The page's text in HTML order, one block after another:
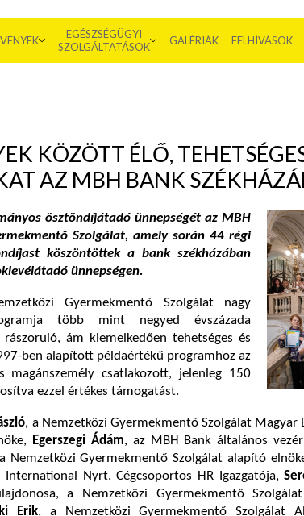
EGÉSZSÉGÜGYI
SZOLGÁLTATÁSOK
GALÉRIÁK FELHÍVÁSOK
KÖZÖTT ÉLŐ,
AZ MBH BANK
ösztöndíjátadó ünnepségét az MBH
Szolgálat, amely során 44 régi
köszöntöttek a bank székházában
ünnepségen.
Gyermekmentő Szolgálat nagy
több mint negyed évszázada
ám kiemelkedően tehetséges és
ben alapított példaértékű programhoz az
magánszemély csatlakozott, jelenleg 150
ezzel értékes támogatást.
, a Nemzetközi Gyermekmentő Szolgálat Magyar
Egerszegi Ádám, az MBH Bank általános
Nemzetközi Gyermekmentő Szolgálat alapító
International Nyrt. Cégcsoportos HR Igazgatója,
a Nemzetközi Gyermekmentő
Erik, a Nemzetközi Gyermekmentő Szolgálat